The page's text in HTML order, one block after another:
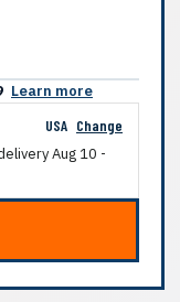
Learn more
USA Change
Aug 10 -